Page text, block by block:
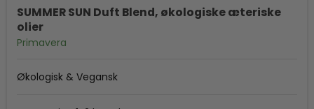
SUMMER SUN Duft Blend, økologiske æteriske
olier
Primavera
Økologisk & Vegansk